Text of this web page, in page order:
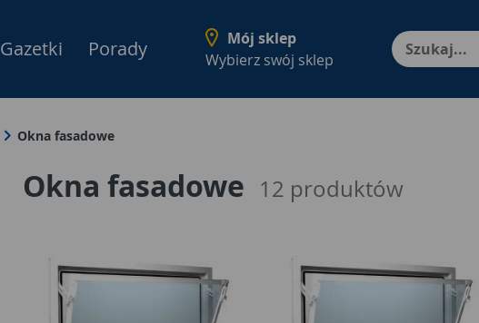
Menu Produktów, nawigacja: Enter
Gazetki Porady
Mój sklep
Wybierz swój sklep
Okna fasadowe
Okna fasadowe 12 produktów